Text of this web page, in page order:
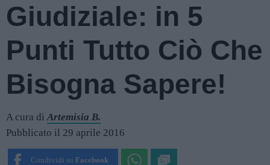
Giudiziale: in 5
Punti Tutto Ciò Che
Bisogna Sapere!
A cura diArtemisia B.
Pubblicato il 29 aprile 2016
Condividi su Facebook